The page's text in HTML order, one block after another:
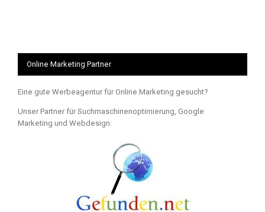
Online Marketing Partner
Eine gute Werbeagentur für Online Marketing gesucht?
Unser Partner für Suchmaschinenoptimierung, Google
Marketing und Webdesign: